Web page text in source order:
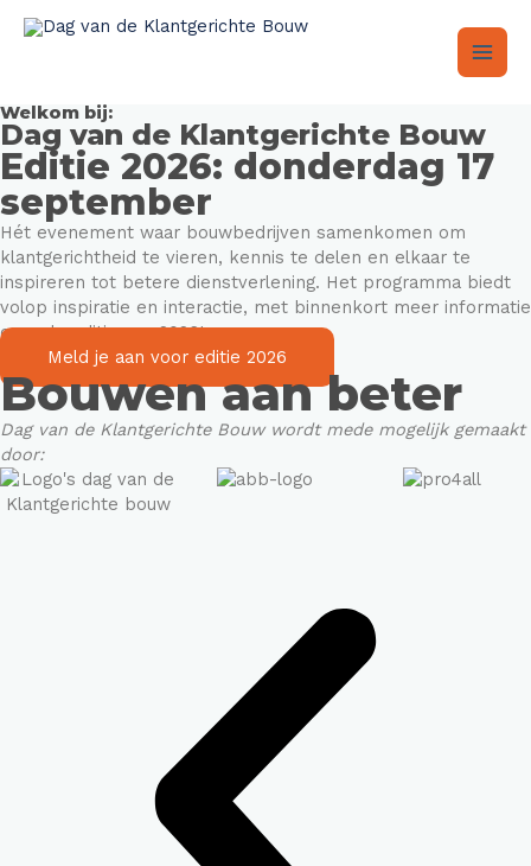
naar
Main
Welkom bij:
Dag van de Klantgerichte Bouw
Editie 2026: donderdag 17
september
Hét evenement waar bouwbedrijven samenkomen om
klantgerichtheid te vieren, kennis te delen en elkaar te
inspireren tot betere dienstverlening. Het programma biedt
volop inspiratie en interactie, met binnenkort meer informatie
over de editie van 2026!
Meld je aan voor editie 2026
Bouwen aan beter
Dag van de Klantgerichte Bouw wordt mede mogelijk gemaakt
door: